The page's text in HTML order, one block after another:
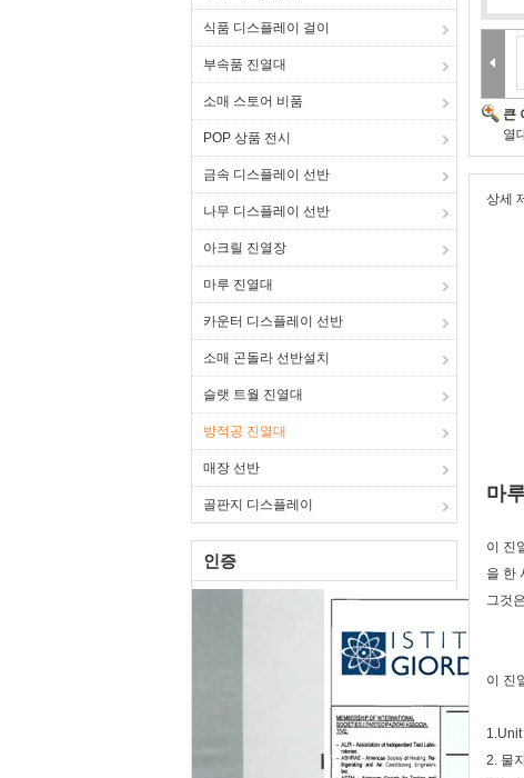
식품 디스플레이 걸이
부속품 진열대
소매 스토어 비품
POP 상품 전시
금속 디스플레이 선반
나무 디스플레이 선반
아크릴 진열장
마루 진열대
카운터 디스플레이 선반
소매 곤돌라 선반설치
슬랫 트월 진열대
방적공 진열대
매장 선반
골판지 디스플레이
인증
큰
열
상세
마
이 진
을 한
그것
이 진
1.Unit
2. 물